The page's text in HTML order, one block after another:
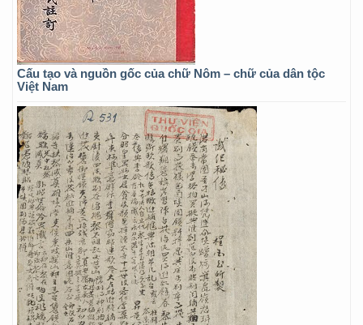
Cấu tạo và nguồn gốc của chữ Nôm – chữ của dân tộc
Việt Nam